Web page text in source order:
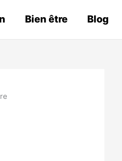
Bien être Blog